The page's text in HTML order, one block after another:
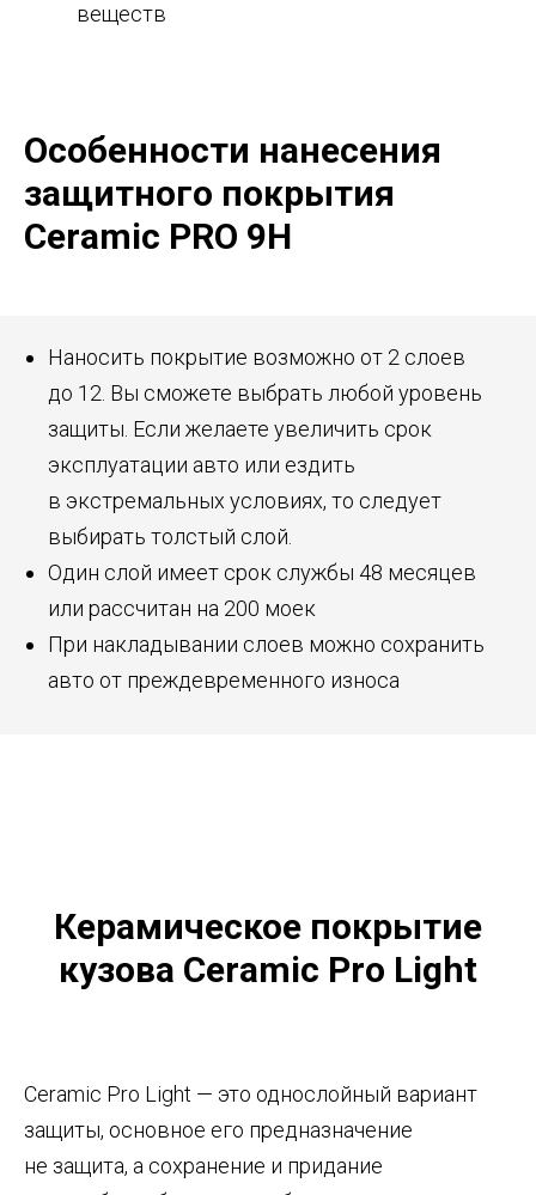
веществ
Особенности нанесения
защитного покрытия
Ceramic PRO 9H
Наносить покрытие возможно от 2 слоев
до 12. Вы сможете выбрать любой уровень
защиты. Если желаете увеличить срок
эксплуатации авто или ездить
в экстремальных условиях, то следует
выбирать толстый слой.
Один слой имеет срок службы 48 месяцев
или рассчитан на 200 моек
При накладывании слоев можно сохранить
авто от преждевременного износа
Керамическое покрытие
кузова Ceramic Pro Light
Ceramic Pro Light — это однослойный вариант
защиты, основное его предназначение
не защита, а сохранение и придание